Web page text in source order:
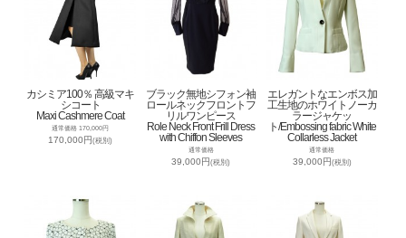
カシミア100％ 高級マキ
シコート
Maxi Cashmere Coat
通常価格 170,000円
170,000円(税別)
ブラック無地シフォン袖
ロールネックフロントフ
リルワンピース
Role Neck Front Frill Dress
with Chiffon Sleeves
通常価格
39,000円(税別)
エレガントなエンボス加
工生地のホワイトノーカ
ラージャケッ
ト/Embossing fabric White
Collarless Jacket
通常価格
39,000円(税別)